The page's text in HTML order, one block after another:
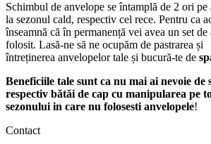
Schimbul de anvelope se întamplă de 2 ori pe
la sezonul cald, respectiv cel rece. Pentru ca
înseamnă că în permanență vei avea un set
folosit. Lasă-ne să ne ocupăm de pastrarea și
întreținerea anvelopelor tale și bucură-te de
Beneficiile tale sunt ca nu mai ai nevoie de
respectiv bătăi de cap cu manipularea pe
sezonului in care nu folosesti anvelopele!
Contact